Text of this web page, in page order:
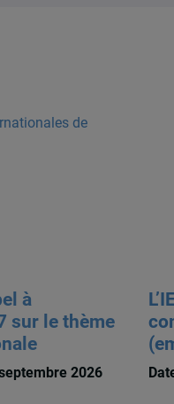
de
à
sur le thème
2026